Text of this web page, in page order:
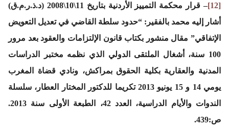
[12]
– قرار محكمة التمييز الأردنية بتاريخ 11\10\2008 (د.ذ.ر.م.ق)
أشار إليه محمد بالفقير: “حدود سلطة القاضي في تعديل التعويض
الإتفاقي” مقال منشور بكتاب قانون الإلتزامات والعقود بعد مرور
100 سنة، أشغال الملتقى الدولي الذي نظمه مختبر الدراسات
المدنية والعقارية بكلية الحقوق بمراكش، ونادي قضاة المغرب
يومي 14 و 15 يونيو 2013 تكريما للدكتور المختار العطار، سلسلة
الندوات والأيام الدراسية، العدد 42، الطبعة الأولى سنة 2013.
ص:439.